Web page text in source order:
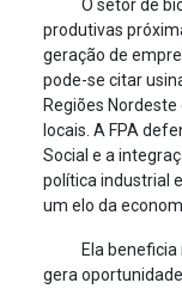
O setor de
produtivas
geração de
pode-se citar
Regiões
locais. A FPA
Social e a
política industrial
um elo da
Ela
gera